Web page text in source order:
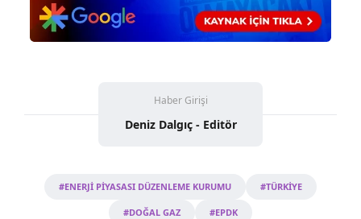
Haber Girişi
Deniz Dalgıç - Editör
#ENERJİ PİYASASI DÜZENLEME KURUMU #TÜRKİYE
#DOĞAL GAZ #EPDK